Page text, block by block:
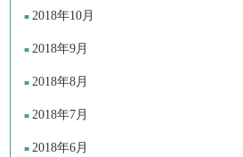
2018年10月
2018年9月
2018年8月
2018年7月
2018年6月